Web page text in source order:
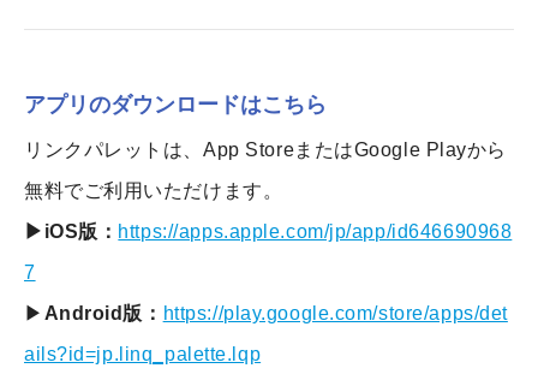
アプリのダウンロードはこちら
リンクパレットは、App StoreまたはGoogle Playから
無料でご利用いただけます。
▶iOS版： https://apps.apple.com/jp/app/id646690968
7
▶ Android版： https://play.google.com/store/apps/det
ails?id=jp.linq_palette.lqp